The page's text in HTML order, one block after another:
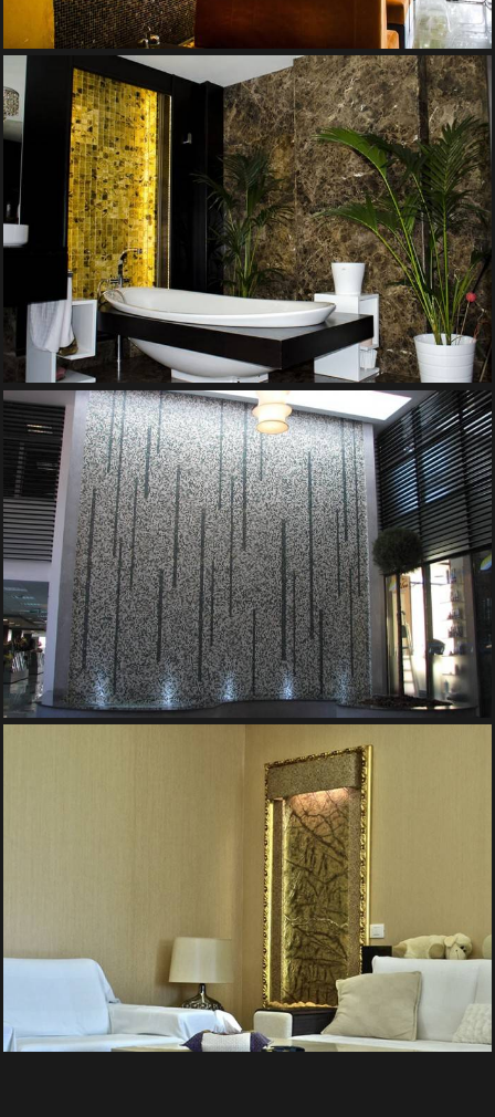
PERETE CU APA – RESEDINȚĂ PRIVATĂ
Pereti de Apa
PERETE PERDEA DE APA – COMPLEX BAZAR EXPRESS
Pereti de Apa
FANTANA DE PERETE – REȘEDINȚA PRIVATĂ
Pereti de Apa